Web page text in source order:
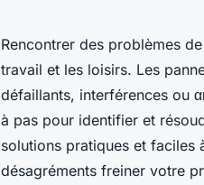
Rencontrer des problèmes
travail et les loisirs. Les
défaillants, interférences ou
à pas pour identifier et
solutions pratiques et faciles
désagréments freiner votre